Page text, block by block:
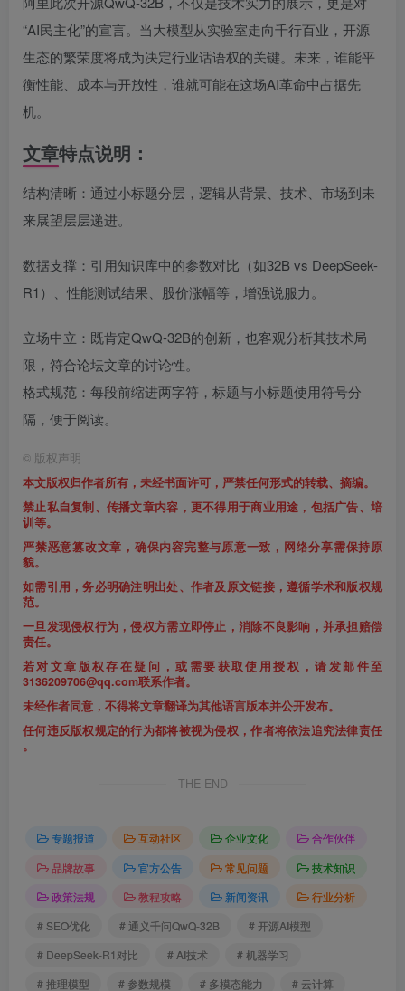
“AI民主化”的宣言。当大模型从实验室走向千行百业，开源
生态的繁荣度将成为决定行业话语权的关键。未来，谁能平
衡性能、成本与开放性，谁就可能在这场AI革命中占据先
机。
文章特点说明：
结构清晰：通过小标题分层，逻辑从背景、技术、市场到未
来展望层层递进。
数据支撑：引用知识库中的参数对比（如32B vs DeepSeek-
R1）、性能测试结果、股价涨幅等，增强说服力。
立场中立：既肯定QwQ-32B的创新，也客观分析其技术局
限，符合论坛文章的讨论性。
格式规范：每段前缩进两字符，标题与小标题使用符号分
隔，便于阅读。
© 版权声明
本文版权归作者所有，未经书面许可，严禁任何形式的转载、摘编。
禁止私自复制、传播文章内容，更不得用于商业用途，包括广告、培
训等。
严禁恶意篡改文章，确保内容完整与原意一致，网络分享需保持原
貌。
如需引用，务必明确注明出处、作者及原文链接，遵循学术和版权规
范。
一旦发现侵权行为，侵权方需立即停止，消除不良影响，并承担赔偿
责任。
若对文章版权存在疑问，或需要获取使用授权，请发邮件至
3136209706@qq.com联系作者。
未经作者同意，不得将文章翻译为其他语言版本并公开发布。
任何违反版权规定的行为都将被视为侵权，作者将依法追究法律责任
。
THE END
专题报道 互动社区 企业文化
合作伙伴
品牌故事
官方公告 常见问题
技术知识
政策法规
教程攻略 新闻资讯
行业分析
# SEO优化
# 通义千问QwQ-32B
# 开源AI模型
# DeepSeek-R1对比
# AI技术
# 机器学习
# 推理模型
# 参数规模 # 多模态能力
# 云计算